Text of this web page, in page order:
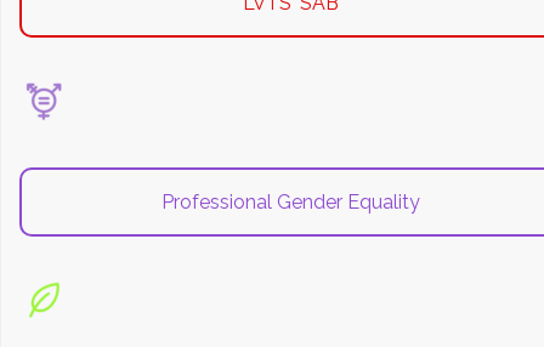
Professional Gender Equality